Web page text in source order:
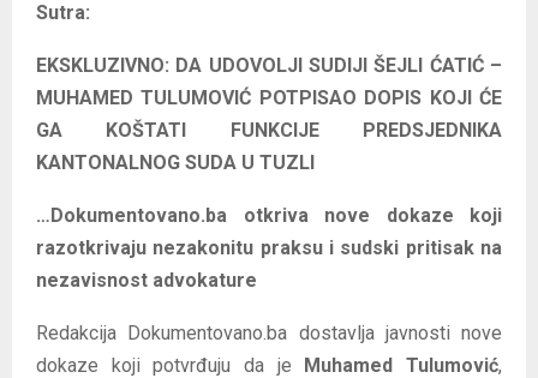
Sutra:
EKSKLUZIVNO: DA UDOVOLJI SUDIJI ŠEJLI ĆATIĆ –
MUHAMED TULUMOVIĆ POTPISAO DOPIS KOJI ĆE
GA KOŠTATI FUNKCIJE PREDSJEDNIKA
KANTONALNOG SUDA U TUZLI
…Dokumentovano.ba otkriva nove dokaze koji
razotkrivaju nezakonitu praksu i sudski pritisak na
nezavisnost advokature
Redakcija Dokumentovano.ba dostavlja javnosti nove
dokaze koji potvrđuju da je
Muhamed Tulumović,